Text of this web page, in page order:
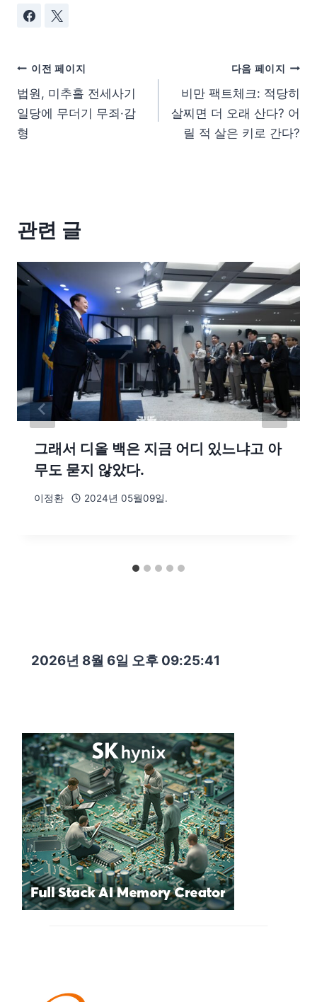
이전 페이지
법원, 미추홀 전세사기
일당에 무더기 무죄·감
형
다음 페이지
비만 팩트체크: 적당히
살찌면 더 오래 산다? 어
릴 적 살은 키로 간다?
관련 글
그래서 디올 백은 지금 어디 있느냐고 아
무도 묻지 않았다.
이정환 2024년 05월09일.
2026년 8월 6일 오후 09:25:43